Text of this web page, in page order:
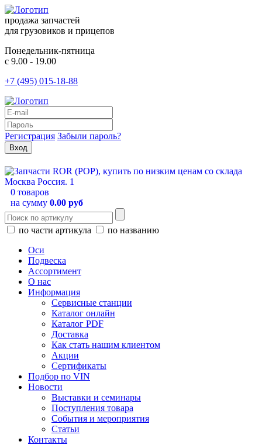
продажа запчастей
для грузовиков и прицепов
Понедельник-пятница
с 9.00 - 19.00
+7 (495) 015-18-88
Регистрация Забыли пароль?
0 товаров
на сумму 0.00 руб
по части артикула
по названию
Оси
Подвеска
Ассортимент
О нас
Информация
Сервисные станции
Каталог онлайн
Каталог PDF
Доставка
Как стать нашим клиентом
Акции
Сертификаты
Подбор по VIN
Новости
Выставки и семинары
Поступления товара
События и мероприятия
Статьи
Контакты